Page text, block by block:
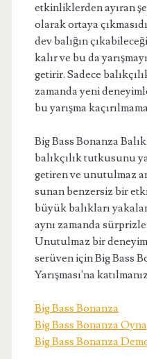
etkinliklerden ayıran
olarak ortaya
dev balığın
kalır ve bu da
getirir. Sadece
zamanda yeni
bu yarışma
Big Bass Bonanza
balıkçılık tutkusunu
getiren ve unutulmaz
sunan benzersiz bir
büyük balıkları
aynı zamanda
Unutulmaz bir
serüven için Big Bass
Yarışması'na
Big Bass Bonanza
Big Bass Bonanza Oyna
Big Bass Bonanza